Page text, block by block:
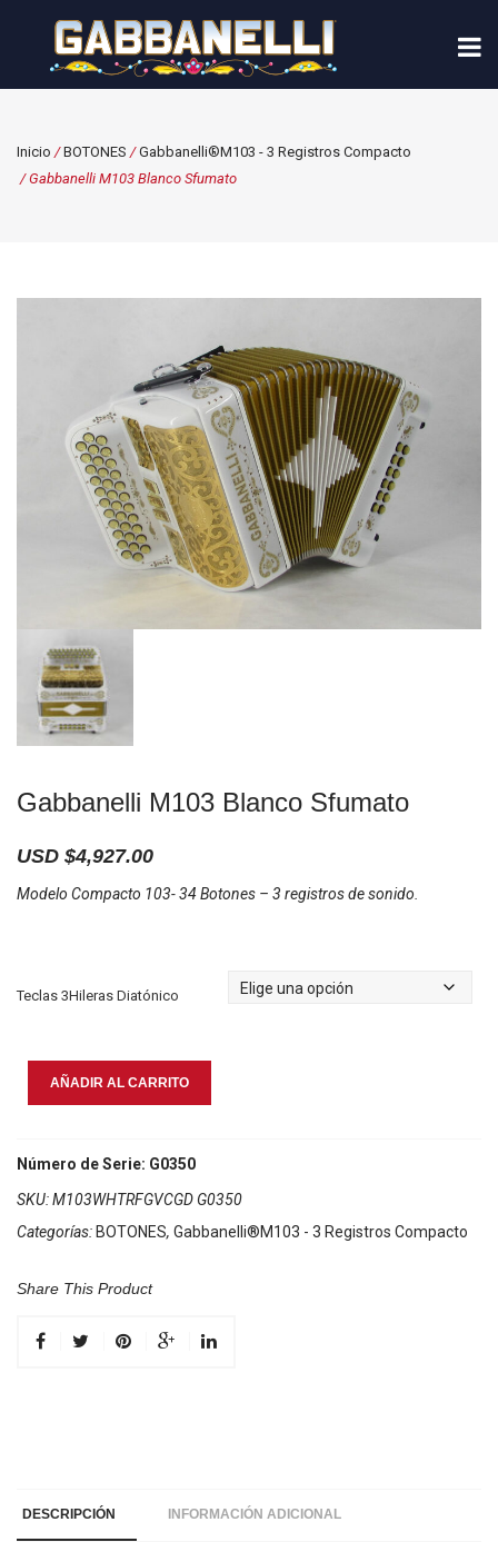
Inicio /BOTONES /Gabbanelli®M103 - 3 Registros Compacto
/ Gabbanelli M103 Blanco Sfumato
Gabbanelli M103 Blanco Sfumato
USD $4,927.00
Modelo Compacto 103- 34 Botones – 3 registros de sonido.
Teclas 3Hileras Diatónico
Gabbanelli
AÑADIR AL CARRITO
Número de Serie: G0350
SKU:M103WHTRFGVCGD G0350
Categorías: BOTONES, Gabbanelli®M103 - 3 Registros Compacto
Share This Product
DESCRIPCIÓN INFORMACIÓN ADICIONAL